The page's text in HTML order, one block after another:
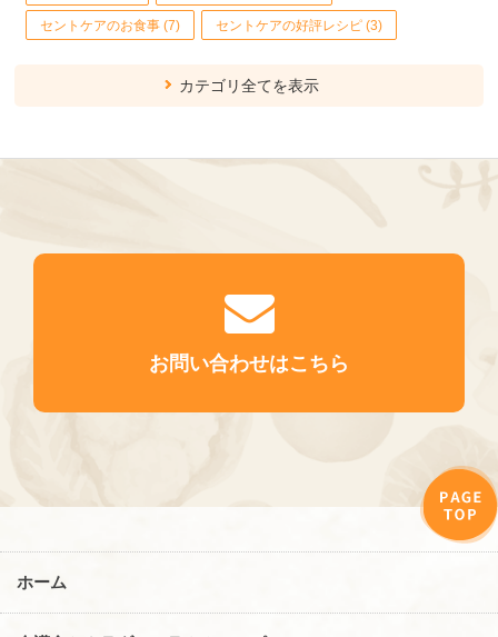
セントケアのお食事 (7) セントケアの好評レシピ (3)
カテゴリ全てを表示
お問い合わせはこちら
ホーム